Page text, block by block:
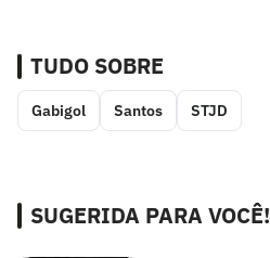
TUDO SOBRE
Gabigol Santos STJD
SUGERIDA PARA VOCÊ!